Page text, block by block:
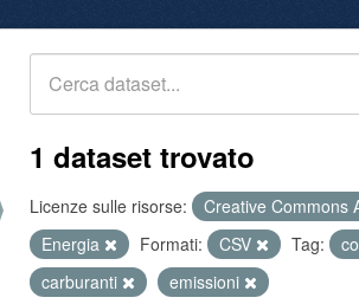
1 dataset trovato
Licenze sulle risorse: Creative Commons
Energia
Formati: CSV Tag:
carburanti
emissioni